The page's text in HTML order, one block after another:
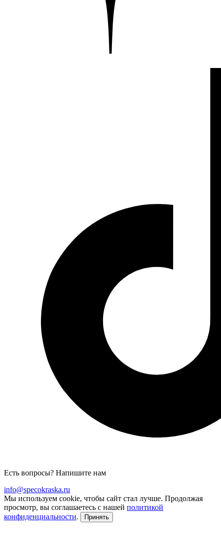
Есть вопросы? Напишите нам
info@specokraska.ru
Мы используем cookie, чтобы сайт стал лучше. Продолжая
просмотр, вы соглашаетесь с нашей политикой
конфиденциальности. Принять